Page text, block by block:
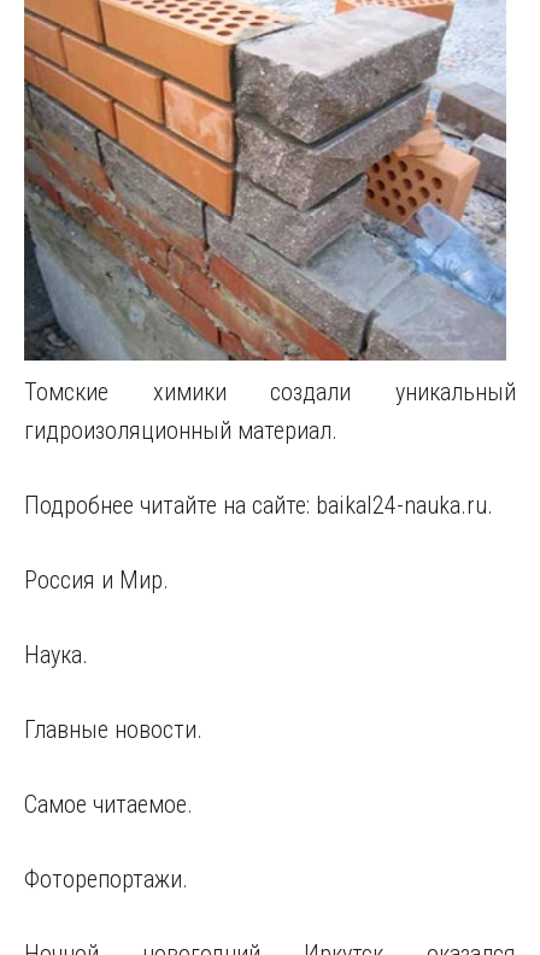
Томские химики создали уникальный
гидроизоляционный материал.
Подробнее читайте на сайте: baikal24-nauka.ru.
Россия и Мир.
Наука.
Главные новости.
Самое читаемое.
Фоторепортажи.